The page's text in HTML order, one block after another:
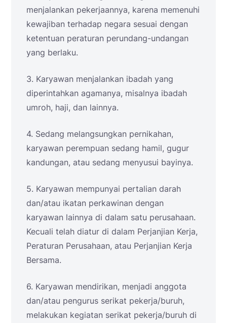
menjalankan pekerjaannya, karena memenuhi
kewajiban terhadap negara sesuai dengan
ketentuan peraturan perundang-undangan
yang berlaku.
3. Karyawan menjalankan ibadah yang
diperintahkan agamanya, misalnya ibadah
umroh, haji, dan lainnya.
4. Sedang melangsungkan pernikahan,
karyawan perempuan sedang hamil, gugur
kandungan, atau sedang menyusui bayinya.
5. Karyawan mempunyai pertalian darah
dan/atau ikatan perkawinan dengan
karyawan lainnya di dalam satu perusahaan.
Kecuali telah diatur di dalam Perjanjian Kerja,
Peraturan Perusahaan, atau Perjanjian Kerja
Bersama.
6. Karyawan mendirikan, menjadi anggota
dan/atau pengurus serikat pekerja/buruh,
melakukan kegiatan serikat pekerja/buruh di